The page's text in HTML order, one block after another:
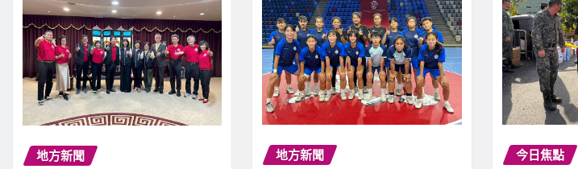
地方新聞 地方新聞 今日焦點